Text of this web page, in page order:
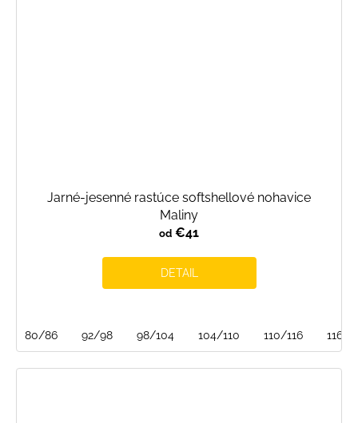
Jarné-jesenné rastúce softshellové nohavice
Maliny
od €41
DETAIL
80/86 92/98 98/104 104/110 110/116 116/